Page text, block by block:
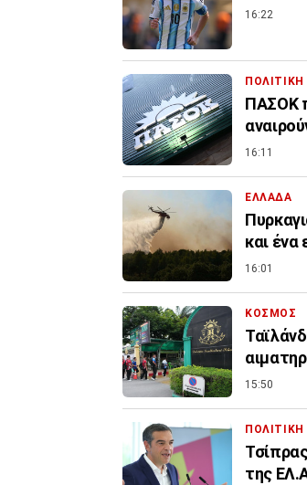
16:22
ΠΟΛΙΤΙΚΗ
ΠΑΣΟΚ
16:11
ΕΛΛΑΔΑ
και ένα
16:01
ΚΟΣΜΟΣ
15:50
ΠΟΛΙΤΙΚΗ
της